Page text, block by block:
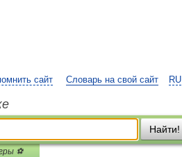
RU
сайт Словарь на свой сайт
Найти!
⚽